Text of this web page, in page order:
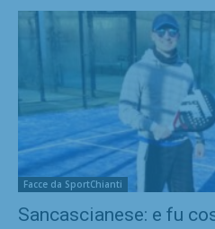
Facce da SportChianti
Sancascianese: e fu